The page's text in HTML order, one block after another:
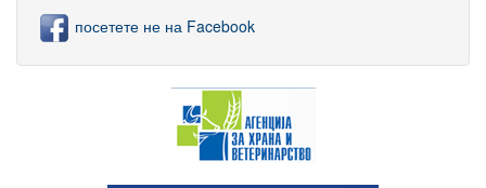
посетете не на Facebook